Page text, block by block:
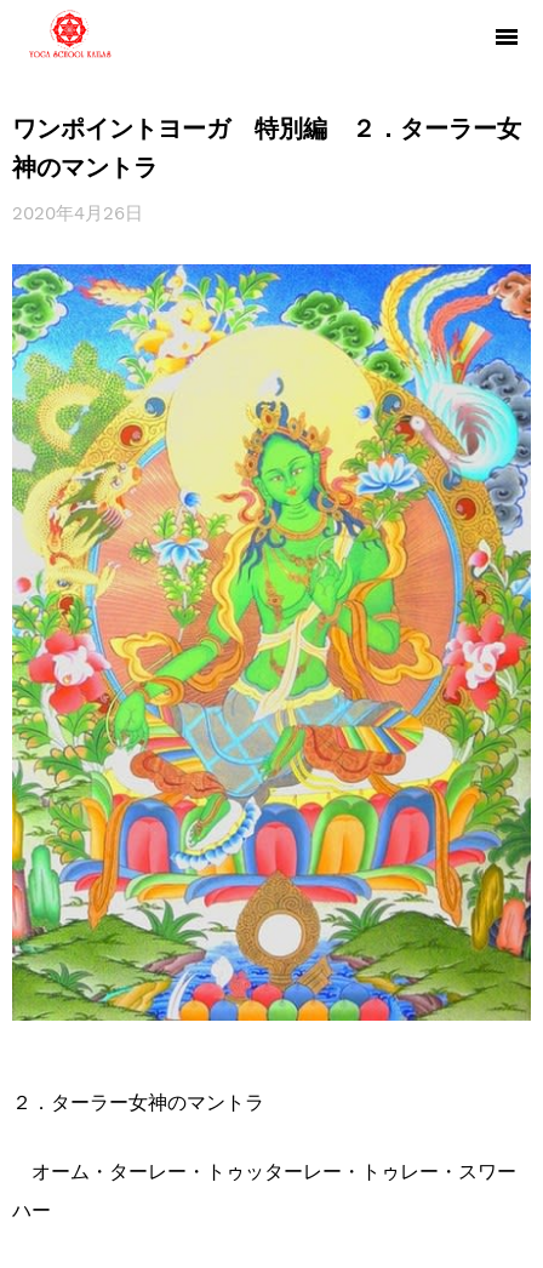
ワンポイントヨーガ 特別編 ２．ターラー女
神のマントラ
2020年4月26日
２．ターラー女神のマントラ
オーム・ターレー・トゥッターレー・トゥレー・スワー
ハー